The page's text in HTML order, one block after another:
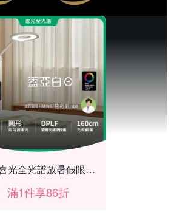
夜殺 喜光全光譜放暑假限時86折
滿1件享86折